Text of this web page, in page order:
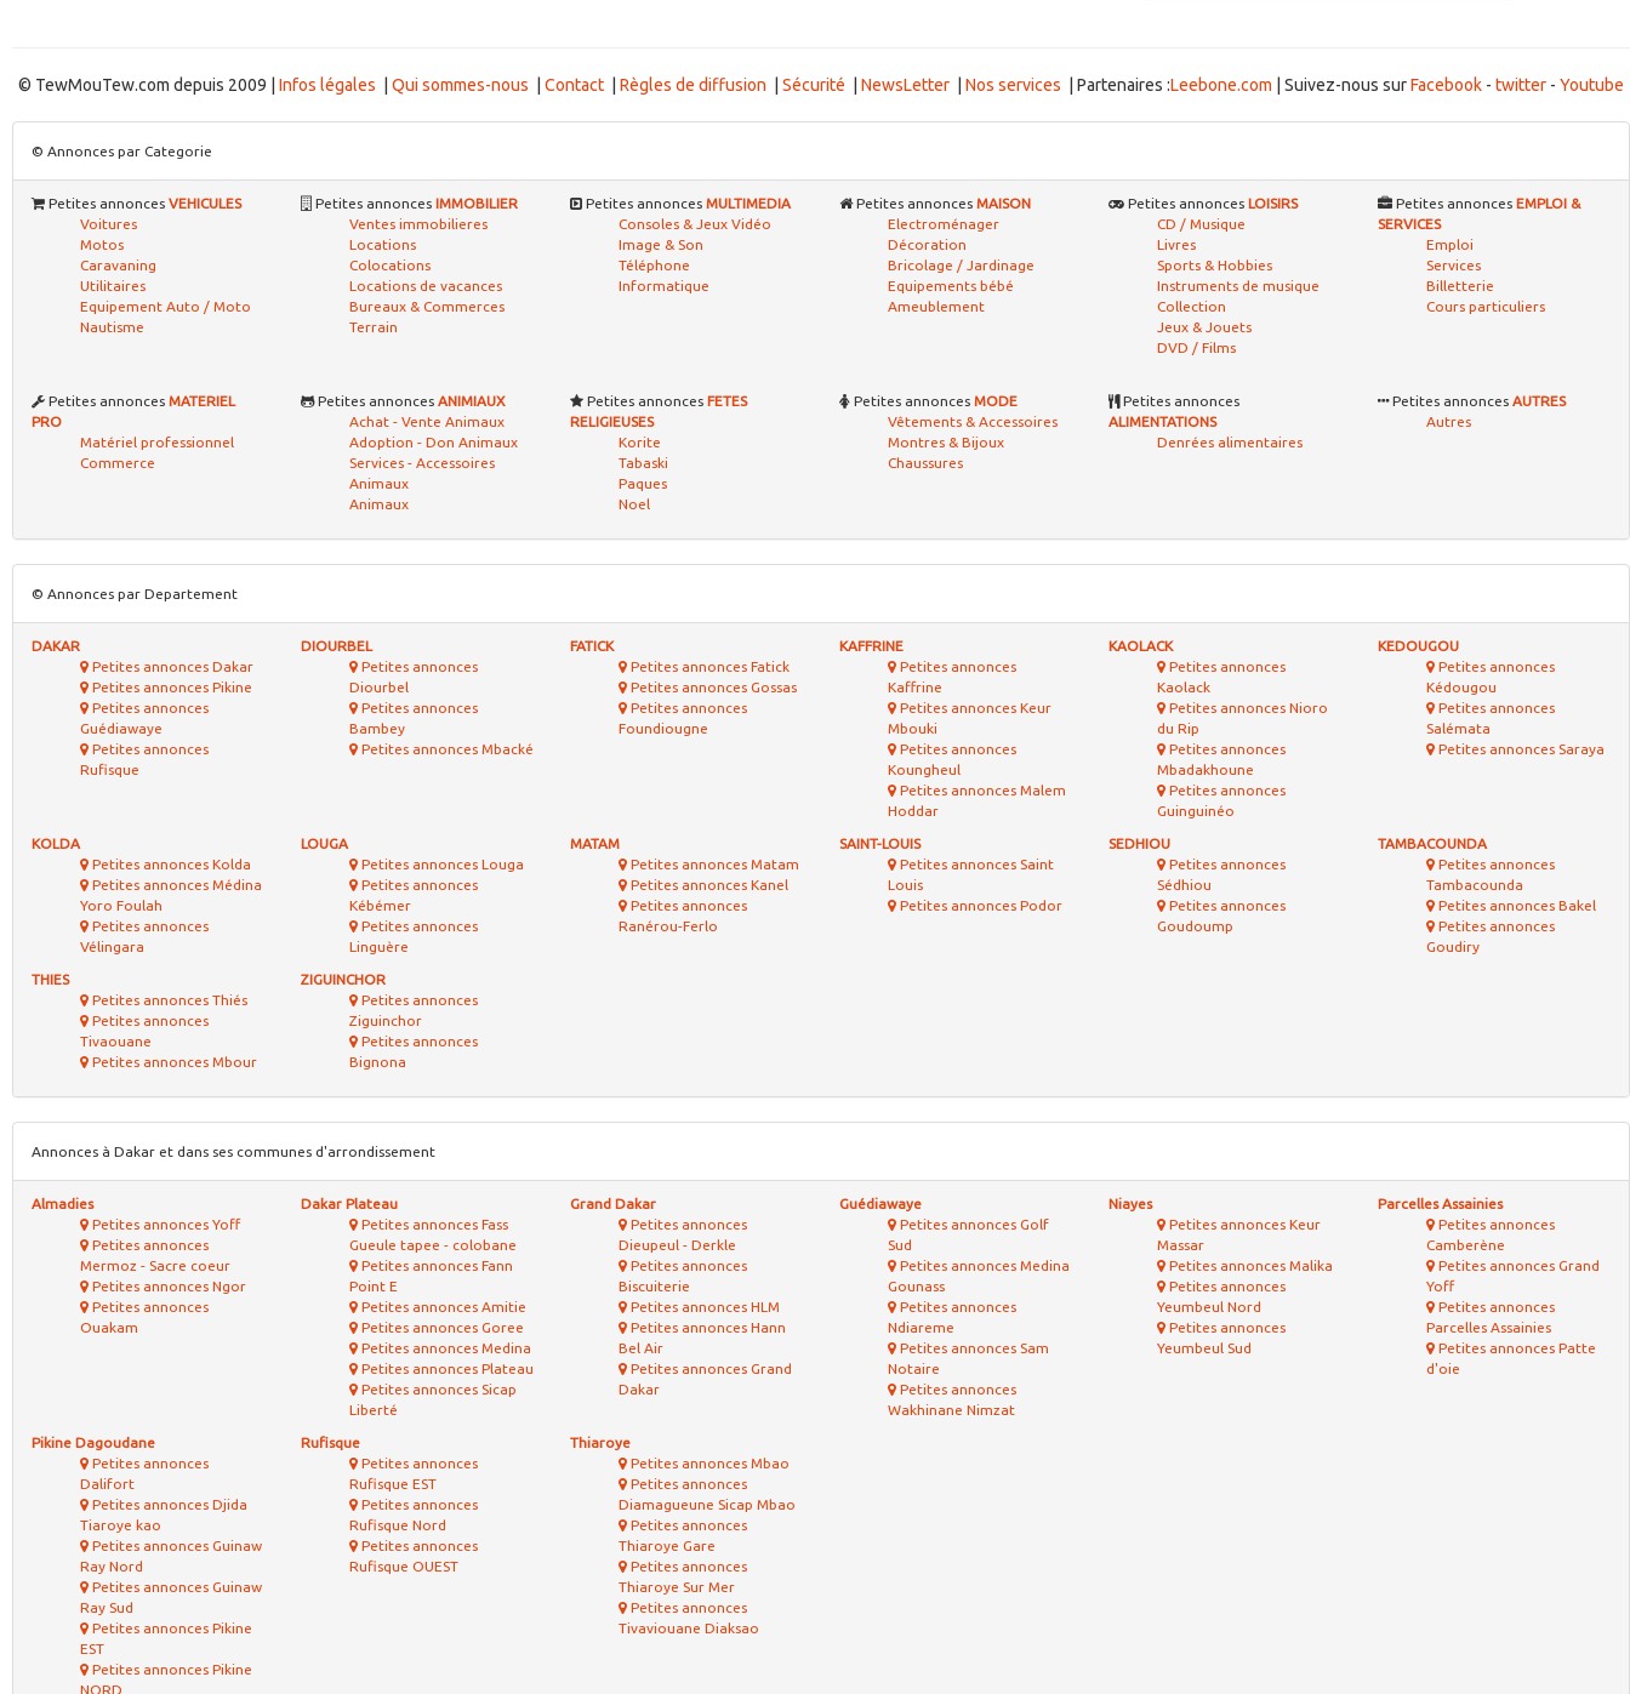
© TewMouTew.com depuis 2009 | Infos légales Qui sommes-nous Contact Règles de diffusion Sécurité NewsLetter Nos services | Partenaires :Leebone.com | Suivez-nous surFacebook - twitter - Youtube
© Annonces par Categorie
Petites annonces VEHICULES
Voitures
Motos
Caravaning
Utilitaires
Equipement Auto / Moto
Nautisme
Petites annonces IMMOBILIER
Ventes immobilieres
Locations
Colocations
Locations de vacances
Bureaux & Commerces
Terrain
Petites annonces MULTIMEDIA
Consoles & Jeux Vidéo
Image & Son
Téléphone
Informatique
Petites annonces MAISON
Electroménager
Décoration
Bricolage / Jardinage
Equipements bébé
Ameublement
Petites annonces LOISIRS
CD / Musique
Livres
Sports & Hobbies
Instruments de musique
Collection
Jeux & Jouets
DVD / Films
Petites annonces EMPLOI &
SERVICES
Emploi
Services
Billetterie
Cours particuliers
Petites annonces MATERIEL
PRO
Matériel professionnel
Commerce
Petites annonces ANIMIAUX
Achat - Vente Animaux
Adoption - Don Animaux
Services - Accessoires
Animaux
Animaux
Petites annonces FETES
RELIGIEUSES
Korite
Tabaski
Paques
Noel
Petites annonces MODE
Vêtements & Accessoires
Montres & Bijoux
Chaussures
Petites annonces
ALIMENTATIONS
Denrées alimentaires
Petites annonces AUTRES
Autres
© Annonces par Departement
DAKAR
Petites annonces Dakar
Petites annonces Pikine
Petites annonces
Guédiawaye
Petites annonces
Rufisque
DIOURBEL
Petites annonces
Diourbel
Petites annonces
Bambey
Petites annonces Mbacké
FATICK
Petites annonces Fatick
Petites annonces Gossas
Petites annonces
Foundiougne
KAFFRINE
Petites annonces
Kaffrine
Petites annonces Keur
Mbouki
Petites annonces
Koungheul
Petites annonces Malem
Hoddar
KAOLACK
Petites annonces
Kaolack
Petites annonces Nioro
du Rip
Petites annonces
Mbadakhoune
Petites annonces
Guinguinéo
KEDOUGOU
Petites annonces
Kédougou
Petites annonces
Salémata
Petites annonces Saraya
KOLDA
Petites annonces Kolda
Petites annonces Médina
Yoro Foulah
Petites annonces
Vélingara
LOUGA
Petites annonces Louga
Petites annonces
Kébémer
Petites annonces
Linguère
MATAM
Petites annonces Matam
Petites annonces Kanel
Petites annonces
Ranérou-Ferlo
SAINT-LOUIS
Petites annonces Saint
Louis
Petites annonces Podor
SEDHIOU
Petites annonces
Sédhiou
Petites annonces
Goudoump
TAMBACOUNDA
Petites annonces
Tambacounda
Petites annonces Bakel
Petites annonces
Goudiry
THIES
Petites annonces Thiés
Petites annonces
Tivaouane
Petites annonces Mbour
ZIGUINCHOR
Petites annonces
Ziguinchor
Petites annonces
Bignona
Annonces à Dakar et dans ses communes d'arrondissement
Almadies
Petites annonces Yoff
Petites annonces
Mermoz - Sacre coeur
Petites annonces Ngor
Petites annonces
Ouakam
Dakar Plateau
Petites annonces Fass
Gueule tapee - colobane
Petites annonces Fann
Point E
Petites annonces Amitie
Petites annonces Goree
Petites annonces Medina
Petites annonces Plateau
Petites annonces Sicap
Liberté
Grand Dakar
Petites annonces
Dieupeul - Derkle
Petites annonces
Biscuiterie
Petites annonces HLM
Petites annonces Hann
Bel Air
Petites annonces Grand
Dakar
Guédiawaye
Petites annonces Golf
Sud
Petites annonces Medina
Gounass
Petites annonces
Ndiareme
Petites annonces Sam
Notaire
Petites annonces
Wakhinane Nimzat
Niayes
Petites annonces Keur
Massar
Petites annonces Malika
Petites annonces
Yeumbeul Nord
Petites annonces
Yeumbeul Sud
Parcelles Assainies
Petites annonces
Camberène
Petites annonces Grand
Yoff
Petites annonces
Parcelles Assainies
Petites annonces Patte
d'oie
Pikine Dagoudane
Petites annonces
Dalifort
Petites annonces Djida
Tiaroye kao
Petites annonces Guinaw
Ray Nord
Petites annonces Guinaw
Ray Sud
Petites annonces Pikine
EST
Petites annonces Pikine
NORD
Rufisque
Petites annonces
Rufisque EST
Petites annonces
Rufisque Nord
Petites annonces
Rufisque OUEST
Thiaroye
Petites annonces Mbao
Petites annonces
Diamagueune Sicap Mbao
Petites annonces
Thiaroye Gare
Petites annonces
Thiaroye Sur Mer
Petites annonces
Tivaviouane Diaksao